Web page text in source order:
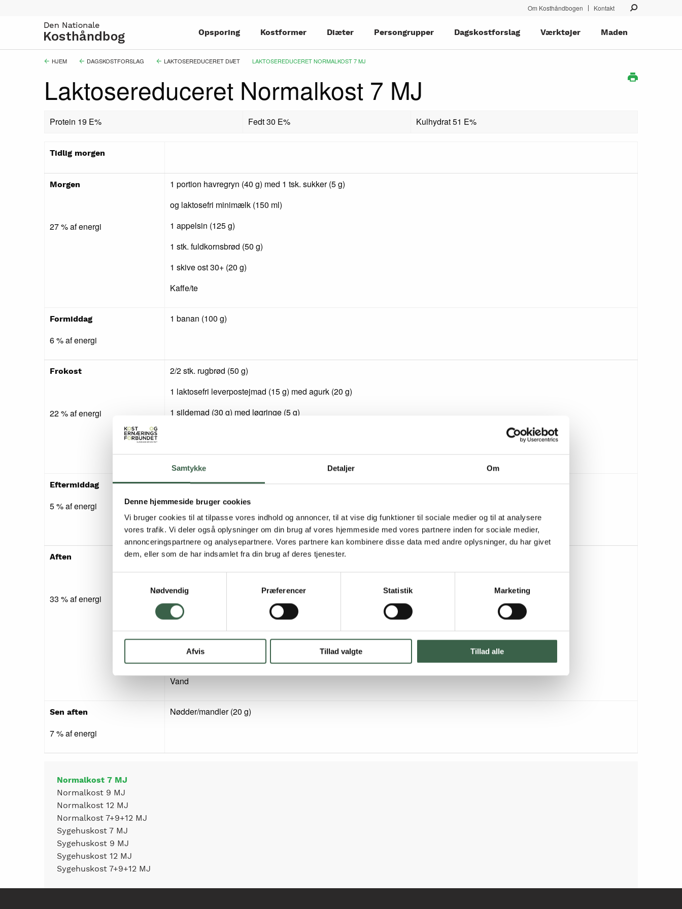
Samtykke Detaljer Om
Denne hjemmeside bruger cookies
Vi bruger cookies til at tilpasse vores indhold og annoncer, til at vise dig funktioner til sociale medier og til at analysere
vores trafik. Vi deler også oplysninger om din brug af vores hjemmeside med vores partnere inden for sociale medier,
annonceringspartnere og analysepartnere. Vores partnere kan kombinere disse data med andre oplysninger, du har givet
dem, eller som de har indsamlet fra din brug af deres tjenester.
Nødvendig
Præferencer Statistik Marketing
Afvis Tillad valgte Tillad alle
hovedindhold
Om Kosthåndbogen Kontakt
Opsporing Kostformer Diæter Persongrupper Dagskostforslag Værktøjer Maden
Brødkrumme
HJEM DAGSKOSTFORSLAG LAKTOSEREDUCERET DIÆT CURRENT:
LAKTOSEREDUCERET NORMALKOST 7 MJ
Laktosereduceret Normalkost 7 MJ
Protein 19 E% Fedt 30 E% Kulhydrat 51 E%
Tidlig morgen
Morgen
27 % af energi
1 portion havregryn (40 g) med 1 tsk. sukker (5 g)
og laktosefri minimælk (150 ml)
1 appelsin (125 g)
1 stk. fuldkornsbrød (50 g)
1 skive ost 30+ (20 g)
Kaffe/te
Formiddag
6 % af energi
1 banan (100 g)
Frokost
22 % af energi
2/2 stk. rugbrød (50 g)
1 laktosefri leverpostejmad (15 g) med agurk (20 g)
1 sildemad (30 g) med løgringe (5 g)
1 glas laktosefri minimælk (150 ml)
Eftermiddag
5 % af energi
1 stk. fuldkornsknækbrød (12 g)
Marmelade (20 g)
Kaffe/te
Aften
33 % af energi
Kyllingefilet (125 g tilberedt/150 g råt)
Majskerner, frosne (100 g)
Olie (10 g)
Skysovs, ca. ½ dl (3 g hvedemel til jævning)
Kartofler (120 g)
Vand
Sen aften
7 % af energi
Nødder/mandler (20 g)
Side
menu
Normalkost 7 MJ
Normalkost 9 MJ
Normalkost 12 MJ
Normalkost 7+9+12 MJ
Sygehuskost 7 MJ
Sygehuskost 9 MJ
Sygehuskost 12 MJ
Sygehuskost 7+9+12 MJ